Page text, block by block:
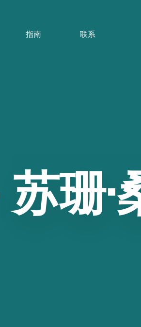
指南 联系
苏珊